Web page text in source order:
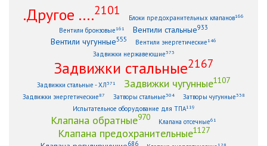
.Другое ....2101
Блоки предохранительных клапанов166
Вентили бронзовые161 Вентили стальные933
Вентили чугунные555 Вентили энергетические146
Задвижки нержавеющие373
Задвижки стальные2167
Задвижки стальные - ХЛ371 Задвижки чугунные1107
Задвижки энергетические87 Затворы стальные304 Затворы чугунные338
Испытательное оборудование для ТПА119
Клапана обратные970 Клапана отсечные61
Клапана предохранительные1127
686 128